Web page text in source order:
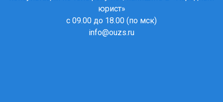
юрист»
с 09.00 до 18.00 (по мск)
info@ouzs.ru